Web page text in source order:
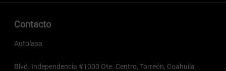
Contacto
Autolasa
Blvd. Independencia #1000 Ote. Centro, Torreón, Coahuila